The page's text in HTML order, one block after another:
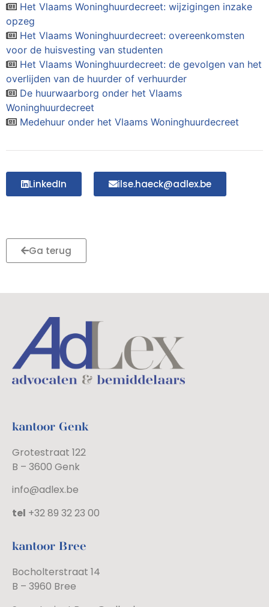
Het Vlaams Woninghuurdecreet: wijzigingen inzake
opzeg
Het Vlaams Woninghuurdecreet: overeenkomsten
voor de huisvesting van studenten
Het Vlaams Woninghuurdecreet: de gevolgen van het
overlijden van de huurder of verhuurder
De huurwaarborg onder het Vlaams
Woninghuurdecreet
Medehuur onder het Vlaams Woninghuurdecreet
LinkedIn ilse.haeck@adlex.be
Ga terug
kantoor Genk
Grotestraat 122
B – 3600 Genk
info@adlex.be
tel +32 89 32 23 00
kantoor Bree
Bocholterstraat 14
B – 3960 Bree